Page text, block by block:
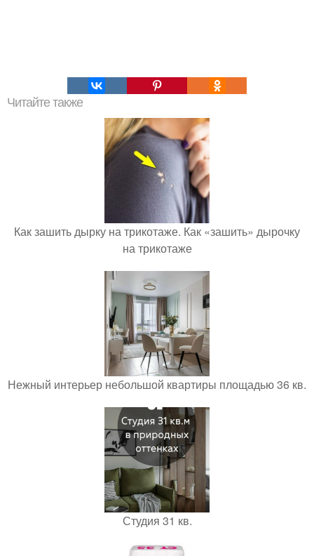
Читайте также
Как зашить дырку на трикотаже. Как «зашить» дырочку
на трикотаже
Нежный интерьер небольшой квартиры площадью 36 кв.
Студия 31 кв.